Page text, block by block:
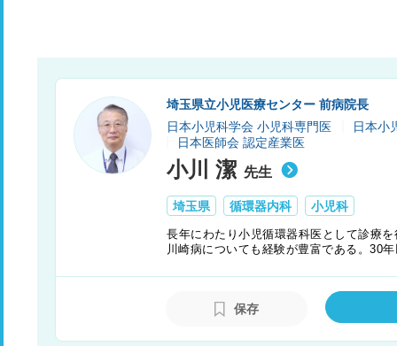
埼玉県立小児医療センター 前病院長
日本小児科学会 小児科専門医
日本小
日本医師会 認定産業医
小川 潔 先生
埼玉県 循環器内科 小児科
長年にわたり小児循環器科医として診療
川崎病についても経験が豊富である。30
保存